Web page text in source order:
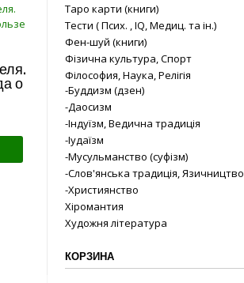
о
Таро карти (книги)
Тести ( Псих. , IQ, Медиц. та ін.)
Фен-шуй (книги)
Фізична культура, Спорт
Філософия, Наука, Релігія
-Буддизм (дзен)
-Даосизм
-Індуїзм, Ведична традиція
-Іудаїзм
-Мусульманство (суфізм)
-Слов'янська традиція, Язичництво
-Християнство
Хіромантия
Художня література
КОРЗИНА